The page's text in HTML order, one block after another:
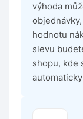
výhoda
hodnotu
slevu
shopu, kde